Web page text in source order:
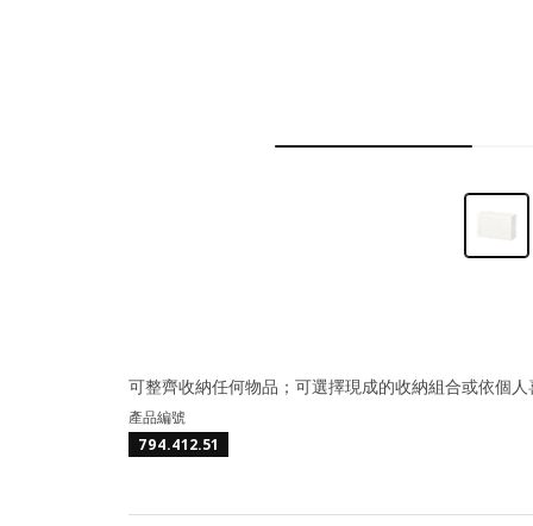
可整齊收納任何物品；可選擇現成的收納組合或依個
產品編號
794.412.51